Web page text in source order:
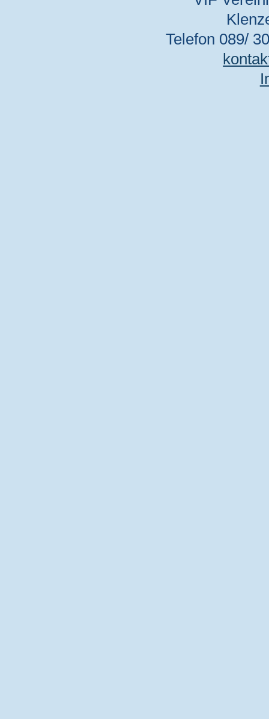
Telefon 089/